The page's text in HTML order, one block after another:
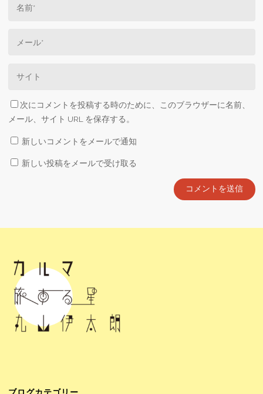
次にコメントを投稿する時のために、このブラウザーに名前、
メール、サイト URL を保存する。
新しいコメントをメールで通知
新しい投稿をメールで受け取る